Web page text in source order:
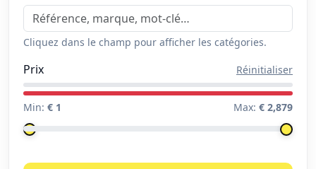
Cliquez dans le champ pour afficher les catégories.
Prix Réinitialiser
Min: € 1 Max: € 2,879